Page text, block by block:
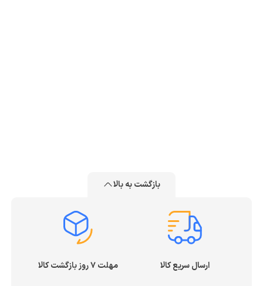
بازگشت به بالا
ارسال سریع کالا مهلت ۷ روز بازگشت کالا